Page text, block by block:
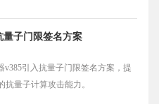
量子门限签名方案
v385引入抗量子门限签名方案，提
抗量子计算攻击能力。